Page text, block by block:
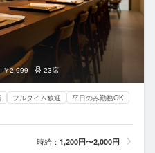
￥2,999 23席
フルタイム歓迎
平日のみ勤務OK
時給： 1,200円〜2,000円